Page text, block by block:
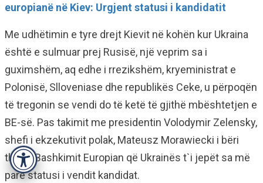
Accessibility
europianë në Kiev: Urgjent statusi i kandidatit
Me udhëtimin e tyre drejt Kievit në kohën kur Ukraina
është e sulmuar prej Rusisë, një veprim sa i
guximshëm, aq edhe i rrezikshëm, kryeministrat e
Polonisë, Slloveniase dhe republikës Ceke, u përpoqën
të tregonin se vendi do të ketë të gjithë mbështetjen e
BE-së. Pas takimit me presidentin Volodymir Zelensky,
shefi i ekzekutivit polak, Mateusz Morawiecki i bëri
thirrje Bashkimit Europian që Ukrainës t`i jepët sa më
parë statusi i vendit kandidat.